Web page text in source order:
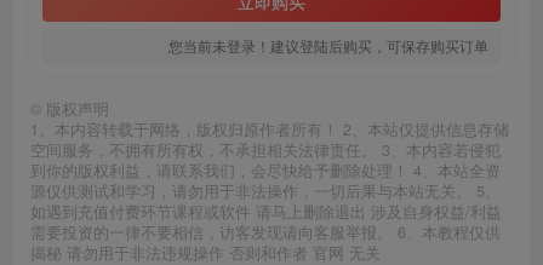
您当前未登录！建议登陆后购买，可保存购买订单
© 版权声明
1、本内容转载于网络，版权归原作者所有！ 2、本站仅提供信息存储
空间服务，不拥有所有权，不承担相关法律责任。 3、本内容若侵犯
到你的版权利益，请联系我们，会尽快给予删除处理！ 4、本站全资
源仅供测试和学习，请勿用于非法操作，一切后果与本站无关。 5、
如遇到充值付费环节课程或软件 请马上删除退出 涉及自身权益/利益
需要投资的一律不要相信，访客发现请向客服举报。 6、本教程仅供
揭秘 请勿用于非法违规操作 否则和作者 官网 无关